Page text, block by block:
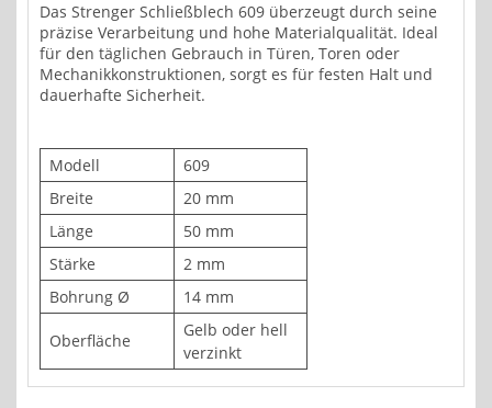
Das Strenger Schließblech 609 überzeugt durch seine
präzise Verarbeitung und hohe Materialqualität. Ideal
für den täglichen Gebrauch in Türen, Toren oder
Mechanikkonstruktionen, sorgt es für festen Halt und
dauerhafte Sicherheit.
Modell
609
Breite
20 mm
Länge
50 mm
Stärke
2 mm
Bohrung Ø
14 mm
Oberfläche
Gelb oder hell
verzinkt